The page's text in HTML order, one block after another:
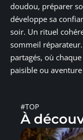
doudou, préparer
développe sa
soir. Un rituel
sommeil
partagés, où
paisible ou
#TOP
À